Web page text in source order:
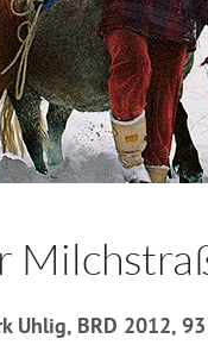
Uhlig, BRD 2012,